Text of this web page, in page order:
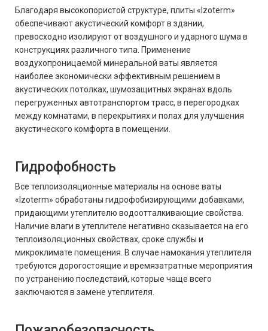
Благодаря высокопористой структуре, плиты «Izoterm»
обеспечивают акустический комфорт в здании,
превосходно изолируют от воздушного и ударного шума в
конструкциях различного типа. Применение
воздухопроницаемой минеральной ваты является
наиболее экономически эффективным решением в
акустических потолках, шумозащитных экранах вдоль
перегруженных автотранспортом трасс, в перегородках
между комнатами, в перекрытиях и полах для улучшения
акустического комфорта в помещении.
Гидрофобность
Все теплоизоляционные материалы на основе ваты
«Izoterm» обработаны гидрофобизирующими добавками,
придающими утеплителю водоотталкивающие свойства.
Наличие влаги в утеплителе негативно сказывается на его
теплоизоляционных свойствах, сроке службы и
микроклимате помещения. В случае намокания утеплителя
требуются дорогостоящие и времязатратные мероприятия
по устранению последствий, которые чаще всего
заключаются в замене утеплителя.